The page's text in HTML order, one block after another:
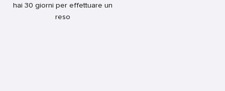
hai 30 giorni per effettuare un
reso